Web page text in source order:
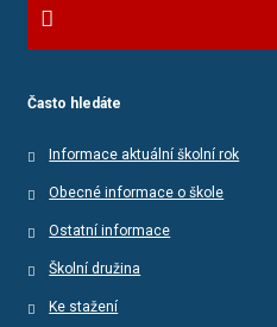
Často hledáte
Informace aktuální školní rok
Obecné informace o škole
Ostatní informace
Školní družina
Ke stažení